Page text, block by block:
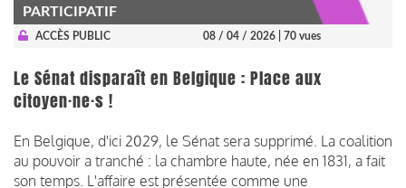
PARTICIPATIF
ACCÈS PUBLIC 08 / 04 / 2026 | 70 vues
Le Sénat disparaît en Belgique : Place aux
citoyen·ne·s !
En Belgique, d'ici 2029, le Sénat sera supprimé. La coalition
au pouvoir a tranché : la chambre haute, née en 1831, a fait
son temps. L'affaire est présentée comme une